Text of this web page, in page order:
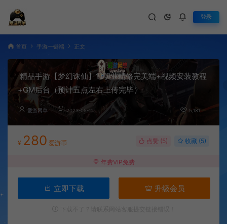
登录
首页 手游一键端 正文
精品手游【梦幻诛仙】11职业精修完美端+视频安装教程
+GM后台（预计五点左右上传完毕）
爱游网单 2023-05-11 5,181
¥ 280 爱游币 点赞 (5) 收藏 (5)
年费VIP免费
立即下载 升级会员